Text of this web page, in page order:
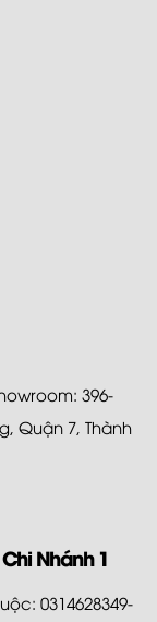
396-
Quận 7, Thành
Nhánh 1
0314628349-